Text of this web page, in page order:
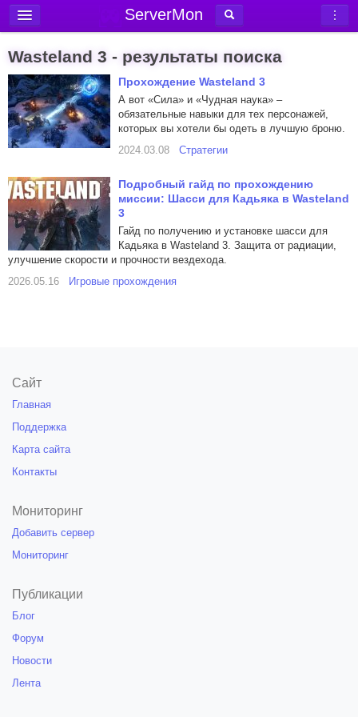
ServerMon
Новости
Блог
Статьи
Форум
Вход в аккаунт
Wasteland 3 - результаты поиска
Прохождение Wasteland 3
А вот «Сила» и «Чудная наука» –
обязательные навыки для тех персонажей,
которых вы хотели бы одеть в лучшую броню.
2024.03.08
Стратегии
Подробный гайд по прохождению
миссии: Шасси для Кадьяка в Wasteland
3
Гайд по получению и установке шасси для
Кадьяка в Wasteland 3. Защита от радиации,
улучшение скорости и прочности вездехода.
2026.05.16
Игровые прохождения
Сайт
Главная
Поддержка
Карта сайта
Контакты
Мониторинг
Добавить сервер
Мониторинг
Публикации
Блог
Форум
Новости
Лента